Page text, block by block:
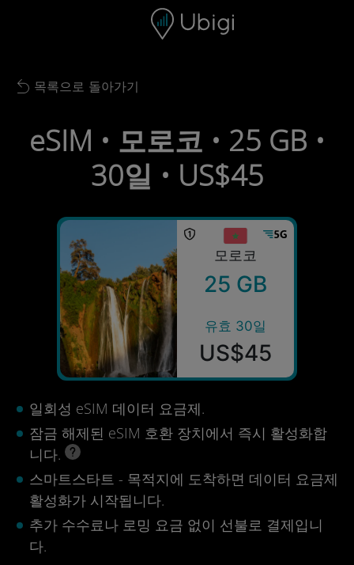
내비게이션 바 하단
Back to list
목록으로 돌아가기
eSIM • 모로코 • 25 GB •
30일 • US$45
모로코
25 GB
유효 30일
US$45
일회성 eSIM 데이터 요금제.
잠금 해제된 eSIM 호환 장치에서 즉시 활성화합
니다.
스마트스타트 - 목적지에 도착하면 데이터 요금제
활성화가 시작됩니다.
추가 수수료나 로밍 요금 없이 선불로 결제입니
다.